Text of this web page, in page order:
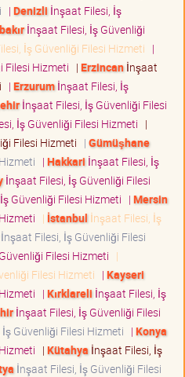
| Denizli İnşaat Filesi, İş
İnşaat Filesi, İş Güvenliği
İş Güvenliği Filesi Hizmeti |
Filesi Hizmeti | Erzincanİnşaat
| Erzurumİnşaat Filesi, İş
İnşaat Filesi, İş Güvenliği Filesi
İş Güvenliği Filesi Hizmeti |
Filesi Hizmeti | Gümüşhane
| Hakkari İnşaat Filesi, İş
İnşaat Filesi, İş Güvenliği Filesi
Güvenliği Filesi Hizmeti | Mersin
| İstanbul İnşaat Filesi, İş
Filesi, İş Güvenliği Filesi
Filesi Hizmeti |
Filesi Hizmeti | Kayseri
| Kırklareli İnşaat Filesi, İş
İnşaat Filesi, İş Güvenliği Filesi
Güvenliği Filesi Hizmeti | Konya
| Kütahya İnşaat Filesi, İş
İnşaat Filesi, İş Güvenliği Filesi